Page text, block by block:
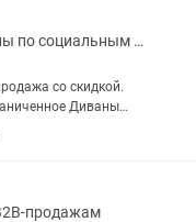
•
Угловые диваны по социальным ценам, р-он Суюнбая Рыschoolова
со скидкой.
Диваны
Каталог
изготовления 1-2 дня,
тг доплата за...
продажам